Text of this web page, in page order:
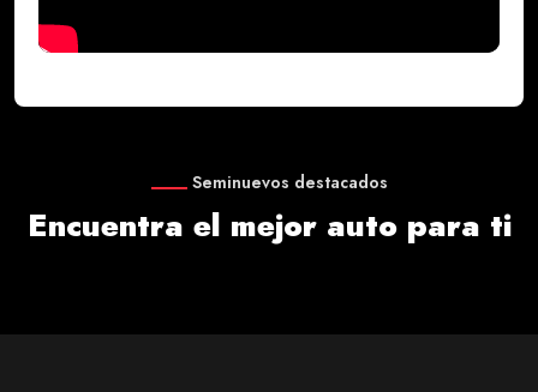
Seminuevos destacados
Encuentra el mejor auto para ti